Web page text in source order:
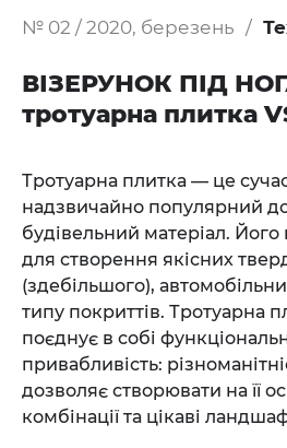
№ 02 / 2020, березень
ВІЗЕРУНОК ПІД
тротуарна плитка
Тротуарна плитка — це
надзвичайно популярний
будівельний матеріал.
для створення якісних
(здебільшого),
типу покриттів. Тротуарна
поєднує в собі
привабливість:
дозволяє створювати на її
комбінації та цікаві